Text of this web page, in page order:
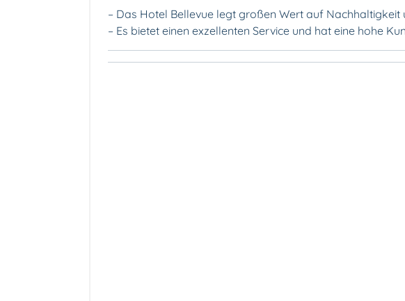
– Das Hotel Bellevue legt großen Wert auf Nachhaltigkeit
– Es bietet einen exzellenten Service und hat eine hohe